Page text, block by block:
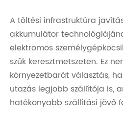
A töltési infrastruktúra
akkumulátor
elektromos
szűk keresztmetszeten. Ez
környezetbarát választás,
utazás legjobb szállítója is,
hatékonyabb szállítási jövő